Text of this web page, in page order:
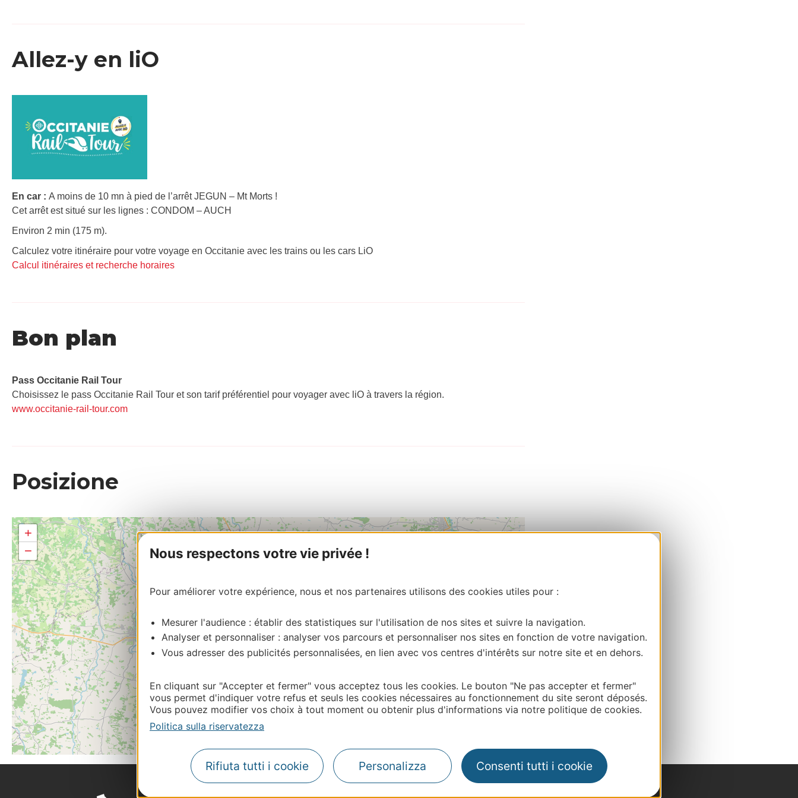
Nous respectons votre vie privée !
Pour améliorer votre expérience, nous et nos partenaires utilisons des cookies utiles pour :
Mesurer l'audience : établir des statistiques sur l'utilisation de nos sites et suivre la navigation.
Analyser et personnaliser : analyser vos parcours et personnaliser nos sites en fonction de votre navigation.
Vous adresser des publicités personnalisées, en lien avec vos centres d'intérêts sur notre site et en dehors.
En cliquant sur "Accepter et fermer" vous acceptez tous les cookies. Le bouton "Ne pas accepter et fermer"
vous permet d'indiquer votre refus et seuls les cookies nécessaires au fonctionnement du site seront déposés.
Vous pouvez modifier vos choix à tout moment ou obtenir plus d'informations via notre politique de cookies.
Politica sulla riservatezza
Rifiuta tutti i cookie Personalizza Consenti tutti i cookie
Allez-y en liO
En car : A moins de 10 mn à pied de l’arrêt JEGUN – Mt Morts !
Cet arrêt est situé sur les lignes : CONDOM – AUCH
Environ 2 min (175 m).
Calculez votre itinéraire pour votre voyage en Occitanie avec les trains ou les cars LiO
Calcul itinéraires et recherche horaires
Bon plan
Pass Occitanie Rail Tour​
Choisissez le pass Occitanie Rail Tour et son tarif préférentiel pour voyager avec liO à travers la région.
www.occitanie-rail-tour.com
Posizione
+
−
Leaflet| Map data ©OpenStreetMap contributors